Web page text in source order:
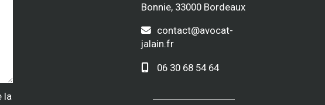
la
Bonnie, 33000 Bordeaux
contact@avocat-
jalain.fr
06 30 68 54 64